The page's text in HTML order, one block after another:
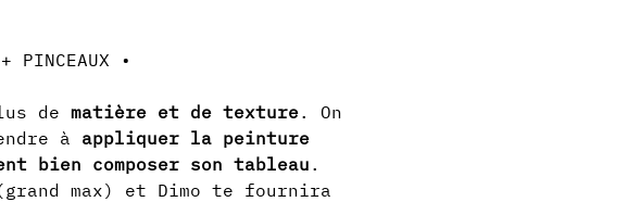
de matière et de texture. On
à appliquer la peinture
bien composer son tableau.
max) et Dimo te fournira